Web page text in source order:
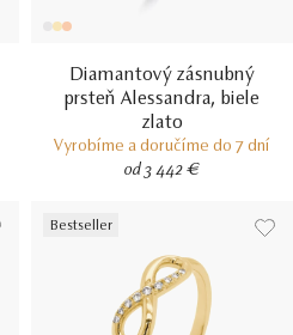
Diamantový zásnubný
prsteň Alessandra, biele
zlato
Vyrobíme a doručíme do 7 dní
od 3 442 €
Bestseller